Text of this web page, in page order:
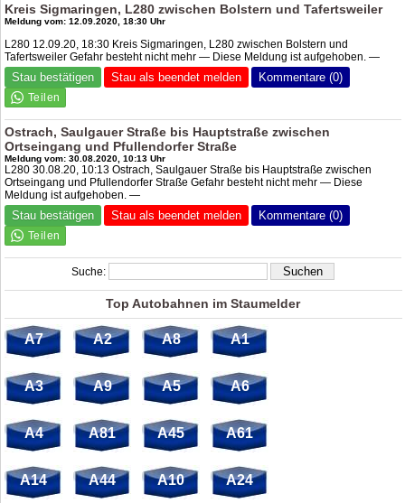
Kreis Sigmaringen, L280 zwischen Bolstern und Tafertsweiler
Meldung vom: 12.09.2020, 18:30 Uhr
L280 12.09.20, 18:30 Kreis Sigmaringen, L280 zwischen Bolstern und
Tafertsweiler Gefahr besteht nicht mehr — Diese Meldung ist aufgehoben. —
Stau bestätigen Stau als beendet melden Kommentare (0)
Ostrach, Saulgauer Straße bis Hauptstraße zwischen
Ortseingang und Pfullendorfer Straße
Meldung vom: 30.08.2020, 10:13 Uhr
L280 30.08.20, 10:13 Ostrach, Saulgauer Straße bis Hauptstraße zwischen
Ortseingang und Pfullendorfer Straße Gefahr besteht nicht mehr — Diese
Meldung ist aufgehoben. —
Stau bestätigen Stau als beendet melden Kommentare (0)
Suche:
Top Autobahnen im Staumelder
A7 A2 A8 A1
A3 A9 A5 A6
A4 A81 A45 A61
A14 A44 A10 A24